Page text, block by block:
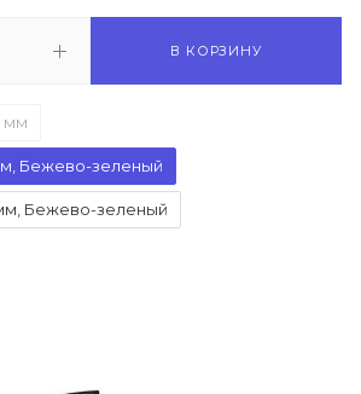
В КОРЗИНУ
мм
Бежево-зеленый
Бежево-зеленый